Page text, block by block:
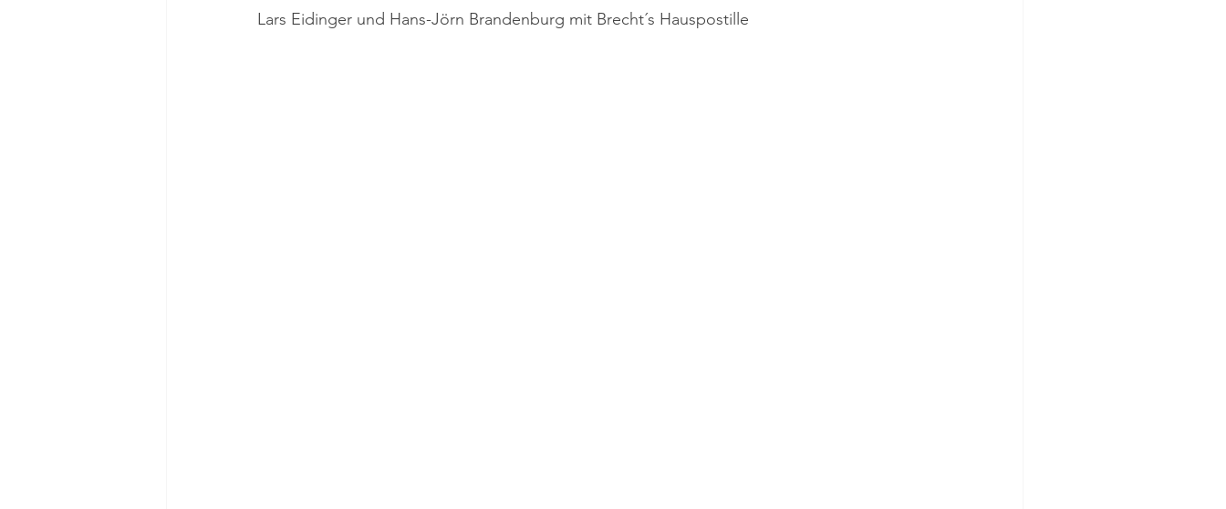
Lars Eidinger und Hans-Jörn Brandenburg mit Brecht´s Hauspostille